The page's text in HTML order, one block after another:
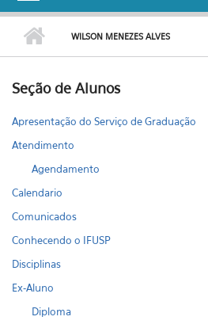
WILSON MENEZES ALVES
Seção de Alunos
Apresentação do Serviço de Graduação
Atendimento
Agendamento
Calendario
Comunicados
Conhecendo o IFUSP
Disciplinas
Ex-Aluno
Diploma